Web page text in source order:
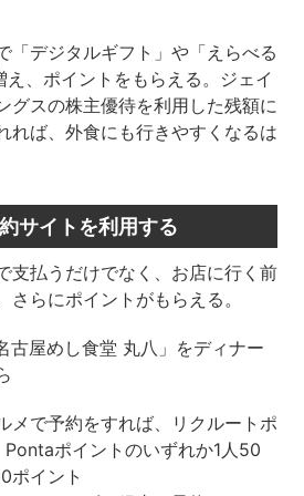
「デジタルギフト」や「えらべる
、ポイントをもらえる。ジェイ
グスの株主優待を利用した残額に
れば、外食にも行きやすくなるは
サイトを利用する
支払うだけでなく、お店に行く前
さらにポイントがもらえる。
古屋めし食堂 丸八」をディナー
メで予約をすれば、リクルートポ
ポイントのいずれか1人50
ポイント